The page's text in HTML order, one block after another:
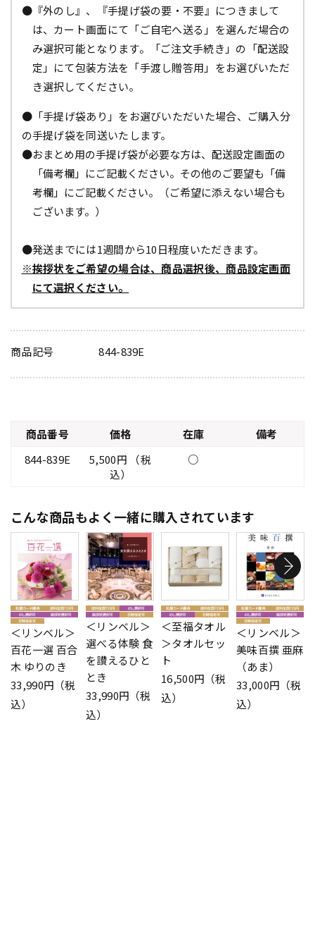
●『外のし』、『手提げ袋の要・不要』につきまして
は、カート画面にて「ご自宅へ送る」を選んだ場合の
み選択可能となります。「ご注文手続き」の「配送設
定」にて包装方法を「手渡し贈答用」をお選びいただ
き選択してください。
●「手提げ袋あり」をお選びいただいた場合、ご購入分
の手提げ袋を同送いたします。
●おまとめ用の手提げ袋が必要な方は、配送設定画面の
「備考欄」にご記載ください。その他のご要望も「備
考欄」にご記載ください。（ご希望に添えない場合も
ございます。）
●発送までには1週間から10日程度いただきます。
※挨拶状をご希望の場合は、商品選択後、商品設定画面
にて選択ください。
商品記号 844-839E
商品番号 価格 在庫
備考
844-839E
5,500円 （税
込）
○
こんな商品もよく一緒に購入されています
＜リンベル＞
百花一選 百合
木 ゆりのき
33,990円（税
込）
＜リンベル＞
選べる体験 食
を讃えるひと
とき
33,990円（税
込）
＜至福タオル
＞タオルセッ
ト
16,500円（税
込）
＜リンベル＞
美味百撰 亜麻
（あま）
33,000円（税
込）